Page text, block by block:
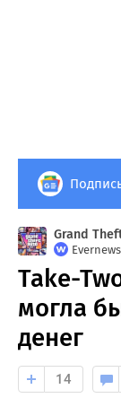
Grand
Evernews
Take-
могла
денег
14